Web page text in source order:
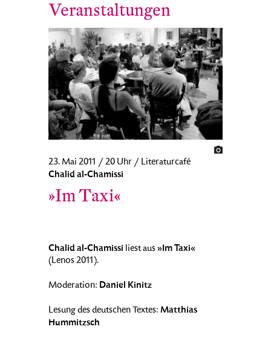
Veranstaltungen
23. Mai 2011 / 20 Uhr / Literaturcafé
Chalid al-Chamissi
»Im Taxi«
Chalid al-Chamissi liest aus»Im Taxi«
(Lenos 2011).
Moderation: Daniel Kinitz
Lesung des deutschen Textes: Matthias
Hummitzsch